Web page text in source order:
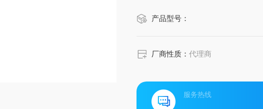
产品型号：
厂商性质：代理商
服务热线